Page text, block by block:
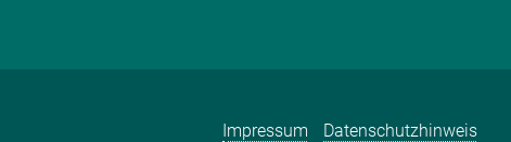
Impressum Datenschutzhinweis